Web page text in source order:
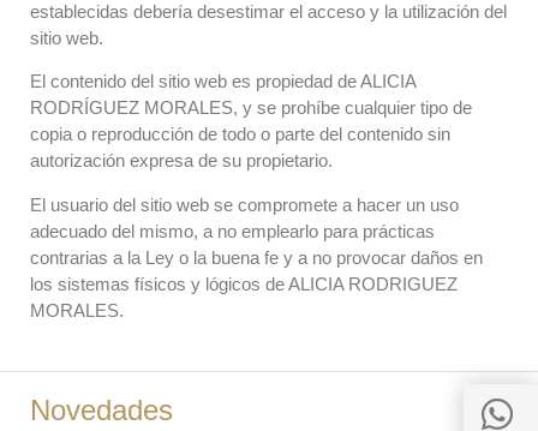
establecidas debería desestimar el acceso y la utilización del
sitio web.
El contenido del sitio web es propiedad de ALICIA
RODRÍGUEZ MORALES, y se prohíbe cualquier tipo de
copia o reproducción de todo o parte del contenido sin
autorización expresa de su propietario.
El usuario del sitio web se compromete a hacer un uso
adecuado del mismo, a no emplearlo para prácticas
contrarias a la Ley o la buena fe y a no provocar daños en
los sistemas físicos y lógicos de ALICIA RODRIGUEZ
MORALES.
Novedades